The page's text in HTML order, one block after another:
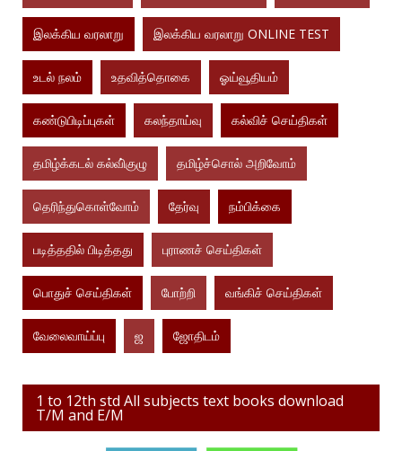
இலக்கிய வரலாறு இலக்கிய வரலாறு ONLINE TEST
உடல் நலம் உதவித்தொகை ஓய்வூதியம்
கண்டுபிடிப்புகள் கலந்தாய்வு கல்விச் செய்திகள்
தமிழ்க்கடல் கல்வி்குழு தமிழ்ச்சொல் அறிவோம்
தெரிந்துகொள்வோம் தேர்வு நம்பிக்கை
படித்ததில் பிடித்தது புராணச் செய்திகள்
பொதுச் செய்திகள் போற்றி வங்கிச் செய்திகள்
வேலைவாய்ப்பு ஜ ஜோதிடம்
1 to 12th std All subjects text books download
T/M and E/M